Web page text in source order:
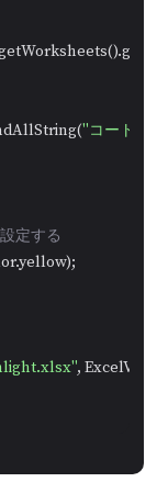
"コート"
定する
,